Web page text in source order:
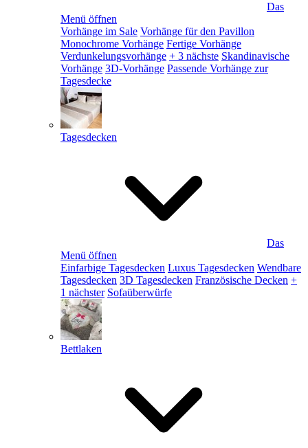
Das
Menü öffnen
Vorhänge im Sale Vorhänge für den Pavillon
Monochrome Vorhänge Fertige Vorhänge
Verdunkelungsvorhänge + 3 nächste Skandinavische
Vorhänge 3D-Vorhänge Passende Vorhänge zur
Tagesdecke
Tagesdecken
Das
Menü öffnen
Einfarbige Tagesdecken Luxus Tagesdecken Wendbare
Tagesdecken 3D Tagesdecken Französische Decken +
1 nächster Sofaüberwürfe
Bettlaken